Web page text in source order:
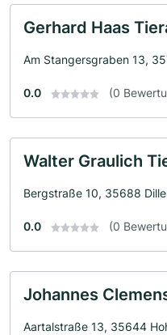
Gerhard Haas
Am Stangersgraben 13,
0.0 (0
Walter Graulich
Bergstraße 10, 35688
0.0 (0
Johannes
Aartalstraße 13, 35644